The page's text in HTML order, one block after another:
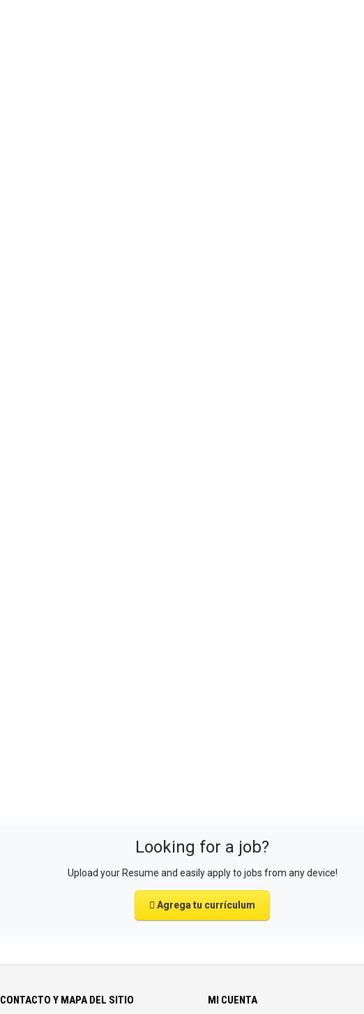
Looking for a job?
Upload your Resume and easily apply to jobs from any device!
Agrega tu currículum
CONTACTO Y MAPA DEL SITIO MI CUENTA